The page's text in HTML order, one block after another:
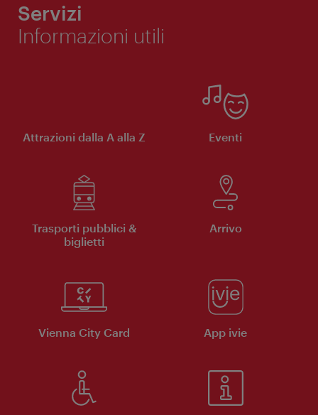
Servizi
Informazioni utili
Attrazioni dalla A alla Z Eventi
Trasporti pubblici &
biglietti
Arrivo
Vienna City Card App ivie